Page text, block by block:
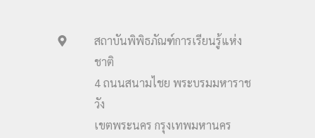
สถาบันพิพิธภัณฑ์การเรียนรู้แห่ง
ชาติ
4 ถนนสนามไชย พระบรมมหาราช
วัง
เขตพระนคร กรุงเทพมหานคร